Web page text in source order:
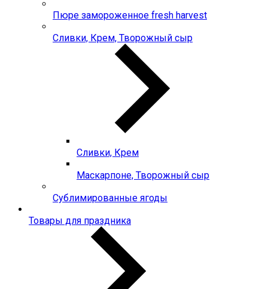
Пюре замороженное fresh harvest
Сливки, Крем, Творожный сыр
Сливки, Крем
Маскарпоне, Творожный сыр
Сублимированные ягоды
Товары для праздника